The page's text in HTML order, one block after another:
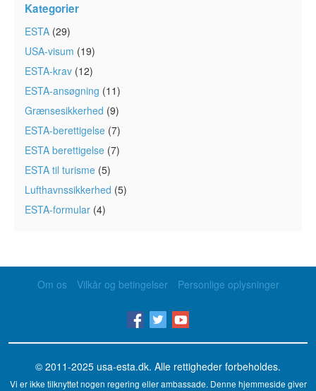
Kategorier
ESTA (29)
USA-visum (19)
ESTA-krav (12)
ESTA-ansøgning (11)
Grænsesikkerhed (9)
ESTA-berettigelse (7)
ESTA berettigelse (7)
ESTA til turisme (5)
Lufthavnssikkerhed (5)
ESTA-formular (4)
Om os Vilkår og betingelser Personlige oplysninger
© 2011-2025 usa-esta.dk. Alle rettigheder forbeholdes.
Vi er ikke tilknyttet nogen regering eller ambassade. Denne hjemmeside giver